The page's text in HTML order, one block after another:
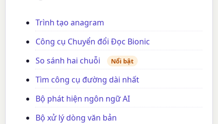
Trình tạo anagram
Công cụ Chuyển đổi Đọc Bionic
So sánh hai chuỗi
Nổi bật
Tìm công cụ đường dài nhất
Bộ phát hiện ngôn ngữ AI
Bộ xử lý dòng văn bản